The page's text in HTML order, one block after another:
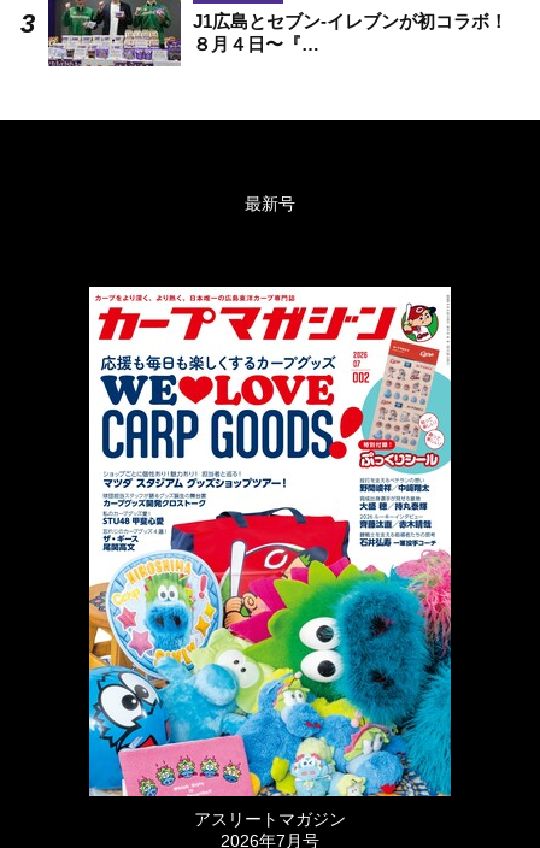
J1広島とセブン-イレブンが初コラボ！
８月４日〜『…
最新号
アスリートマガジン
2026年7月号